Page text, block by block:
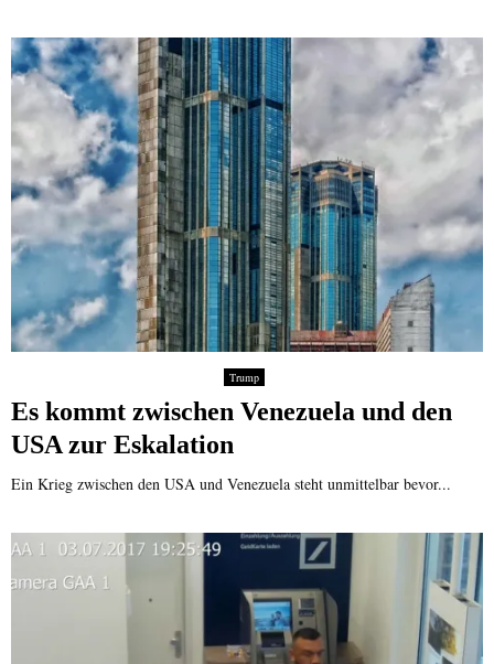
Trump
Es kommt zwischen Venezuela und den
USA zur Eskalation
Ein Krieg zwischen den USA und Venezuela steht unmittelbar bevor...